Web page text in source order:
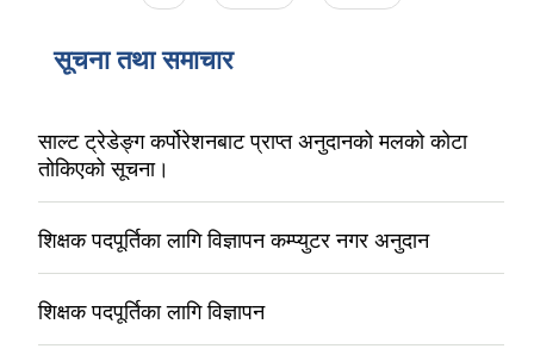
सूचना तथा समाचार
साल्ट ट्रेडेङ्ग कर्पोरेशनबाट प्राप्त अनुदानको मलको कोटा
तोकिएको सूचना।
शिक्षक पदपूर्तिका लागि विज्ञापन कम्प्युटर नगर अनुदान
शिक्षक पदपूर्तिका लागि विज्ञापन